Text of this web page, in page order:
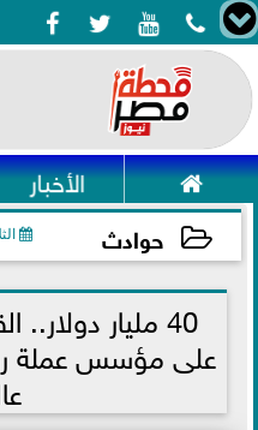
   
 الأخبار
حوادث
2023-03-28 12:06:05 40 مليار
على مؤسس عملة